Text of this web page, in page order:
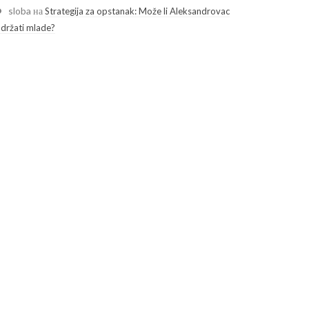
sloba наStrategija za opstanak: Može li Aleksandrovac
mlade?